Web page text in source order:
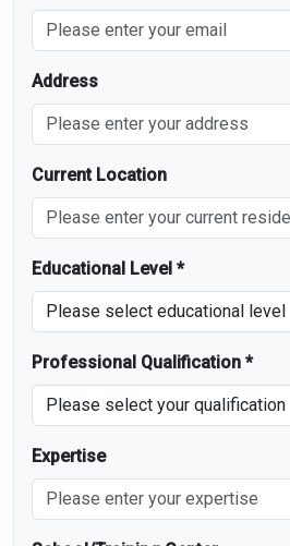
Address
Current Location
Educational Level *
Professional Qualification *
Expertise